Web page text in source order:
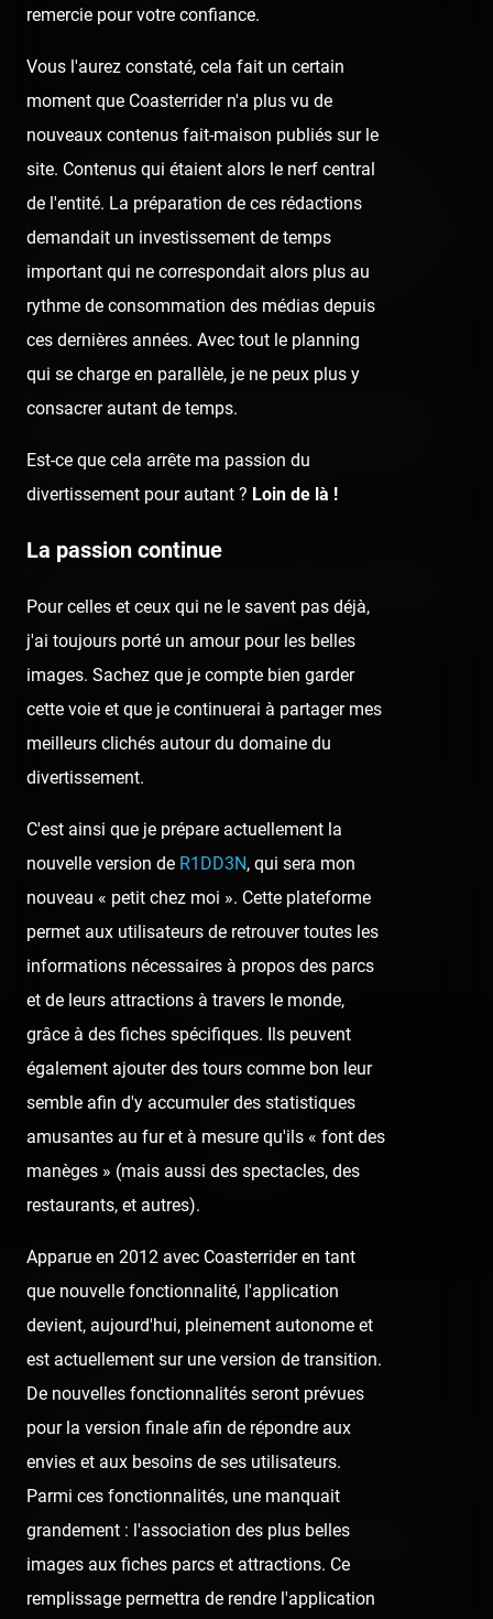
Published 4 years agoby Coasterrider
😍 4 👍 1 😆 1
React
Si vous n'avez jamais su anticiper la trajectoire de la
Spatiale Expérience à Nigloland, nous vous en donnons
maintenant l'occasion grâce à notre caméra onride fixée
au train + les lumières de service allumées pour bien voir
ce qu'il se passe à l'intérieur du building contenant
l'attraction.
En bonus : la bande-son originale a été remplacée par
organisée par Coastertube et EDBattraction le 4 juin
2022.
mille mercis à Kévin, Francis et Maxime pour nous avoir
permis de réaliser ce tournage !
🥳 Fiesta 😮 Wow 😢 Sad 😠
🤮 Sick ❤️ Supportive 🙏 Thankful
Previous post:
‹ JET STAR (MONTALETANG) ONRIDE
Comments
Ju GForce
4 years ago
Super vidéo Tony et très content d'avoir pu participer à
cette expérience.
Ca ne se voit pas qu'il tabasse. D'ailleurs, il est plus
agréable avec les lumières allumées, on peut mieux
anticiper les différents virages.
remercie pour votre confiance.
Vous l'aurez constaté, cela fait un certain
moment que Coasterrider n'a plus vu de
nouveaux contenus fait-maison publiés sur le
site. Contenus qui étaient alors le nerf central
de l'entité. La préparation de ces rédactions
demandait un investissement de temps
important qui ne correspondait alors plus au
rythme de consommation des médias depuis
ces dernières années. Avec tout le planning
qui se charge en parallèle, je ne peux plus y
consacrer autant de temps.
Est-ce que cela arrête ma passion du
divertissement pour autant ? Loin de là !
La passion continue
Pour celles et ceux qui ne le savent pas déjà,
j'ai toujours porté un amour pour les belles
images. Sachez que je compte bien garder
cette voie et que je continuerai à partager mes
meilleurs clichés autour du domaine du
divertissement.
C'est ainsi que je prépare actuellement la
nouvelle version de R1DD3N, qui sera mon
nouveau « petit chez moi ». Cette plateforme
permet aux utilisateurs de retrouver toutes les
informations nécessaires à propos des parcs
et de leurs attractions à travers le monde,
grâce à des fiches spécifiques. Ils peuvent
également ajouter des tours comme bon leur
semble afin d'y accumuler des statistiques
amusantes au fur et à mesure qu'ils « font des
manèges » (mais aussi des spectacles, des
restaurants, et autres).
Apparue en 2012 avec Coasterrider en tant
que nouvelle fonctionnalité, l'application
devient, aujourd'hui, pleinement autonome et
est actuellement sur une version de transition.
De nouvelles fonctionnalités seront prévues
pour la version finale afin de répondre aux
envies et aux besoins de ses utilisateurs.
Parmi ces fonctionnalités, une manquait
grandement : l'association des plus belles
images aux fiches parcs et attractions. Ce
remplissage permettra de rendre l'application